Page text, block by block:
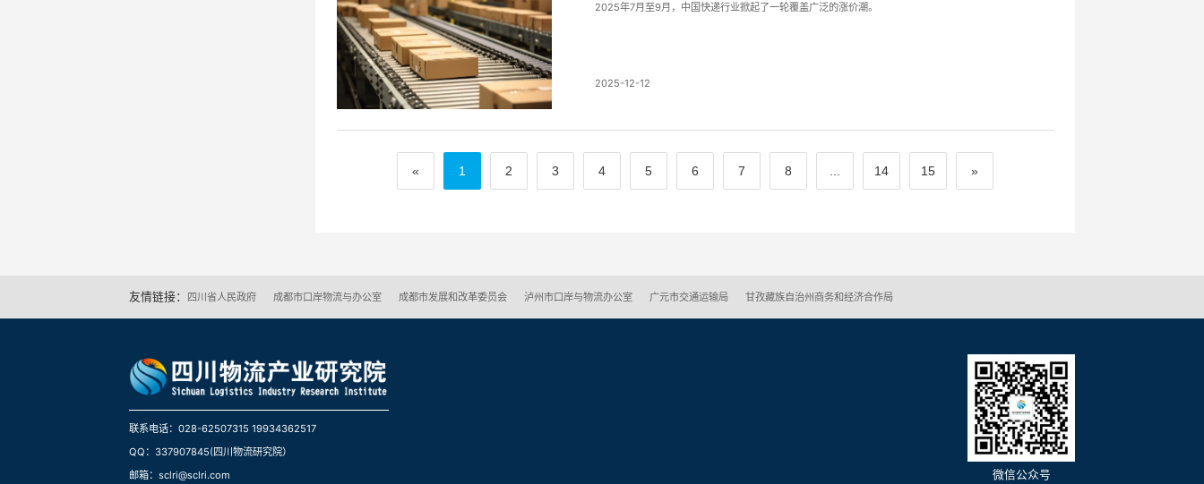
2025年7月至9月，中国快递行业掀起了一轮覆盖广泛的涨价潮。
2025-12-12
« 1 2 3 4 5 6 7 8 14 15 »
友情链接： 四川省人民政府 成都市口岸物流与办公室 成都市发展和改革委员会 泸州市口岸与物流办公室 广元市交通运输局 甘孜藏族自治州商务和经济合作局
联系电话：028-62507315 19934362517
QQ：337907845(四川物流研究院）
邮箱：sclri@sclri.com
微信公众号